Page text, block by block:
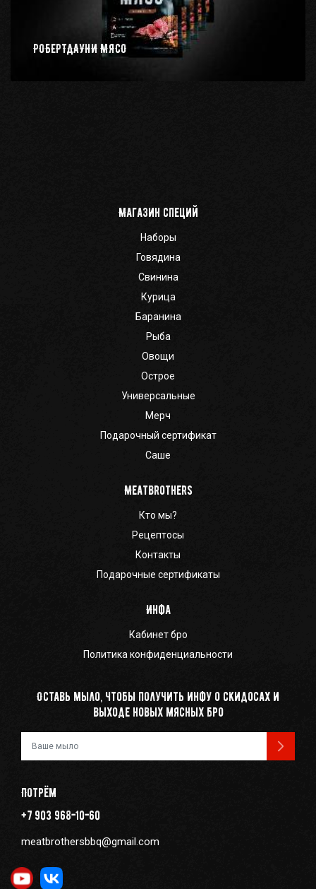
РОБЕРТДАУНИ МЯСО
Магазин специй
Наборы
Говядина
Свинина
Курица
Баранина
Рыба
Овощи
Острое
Универсальные
Мерч
Подарочный сертификат
Саше
Meatbrothers
Кто мы?
Рецептосы
Контакты
Подарочные сертификаты
Инфа
Кабинет бро
Политика конфиденциальности
Оставь мыло, чтобы получить инфу о скидосах и
выходе новых мясных бро
Потрём
+7 903 968-10-60
meatbrothersbbq@gmail.com